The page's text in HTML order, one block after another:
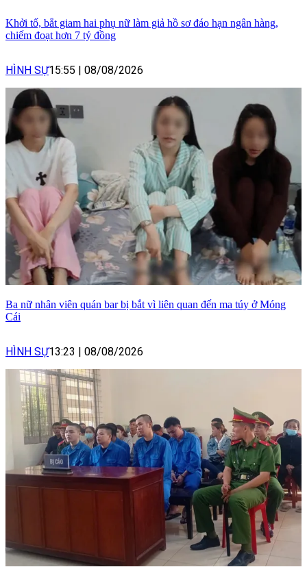
Khởi tố, bắt giam hai phụ nữ làm giả hồ sơ đáo hạn ngân hàng,
chiếm đoạt hơn 7 tỷ đồng
HÌNH SỰ15:55 | 08/08/2026
Ba nữ nhân viên quán bar bị bắt vì liên quan đến ma túy ở Móng
Cái
HÌNH SỰ13:23 | 08/08/2026